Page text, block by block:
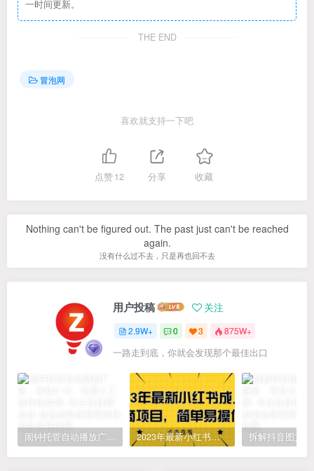
一时间更新。
THE END
冒泡网
喜欢就支持一下吧
点赞12 分享 收藏
Nothing can't be figured out. The past just can't be reached
again.
没有什么过不去，只是再也回不去
用户投稿 关注
2.9W+ 0 3 875W+
一路走到底，你就会发现那个最佳出口
闹钟托管自动播放广告，单机5-10，无需人工操作 2023年最新小红书成人电商项目，简单易操作【详细教程】